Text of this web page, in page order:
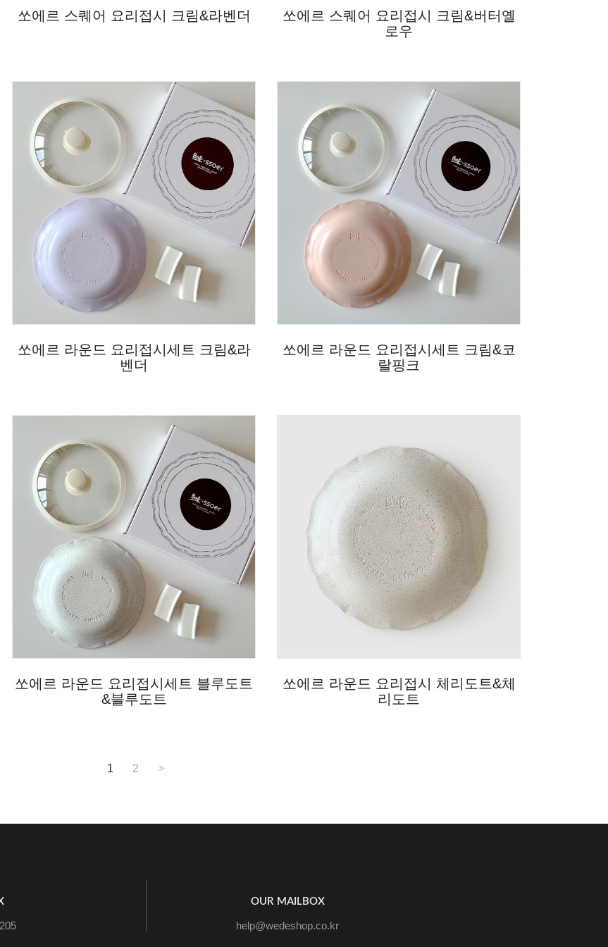
쏘에르 스퀘어 요리접시 크림&라벤더
쏘에르 스퀘어 요리접시 크림&버터옐
로우
쏘에르 라운드 요리접시세트 크림&라
벤더
쏘에르 라운드 요리접시세트 크림&코
랄핑크
쏘에르 라운드 요리접시세트 블루도트
&블루도트
쏘에르 라운드 요리접시 체리도트&체
리도트
1 2 >>
OUR MAILBOX
help@wedeshop.co.kr